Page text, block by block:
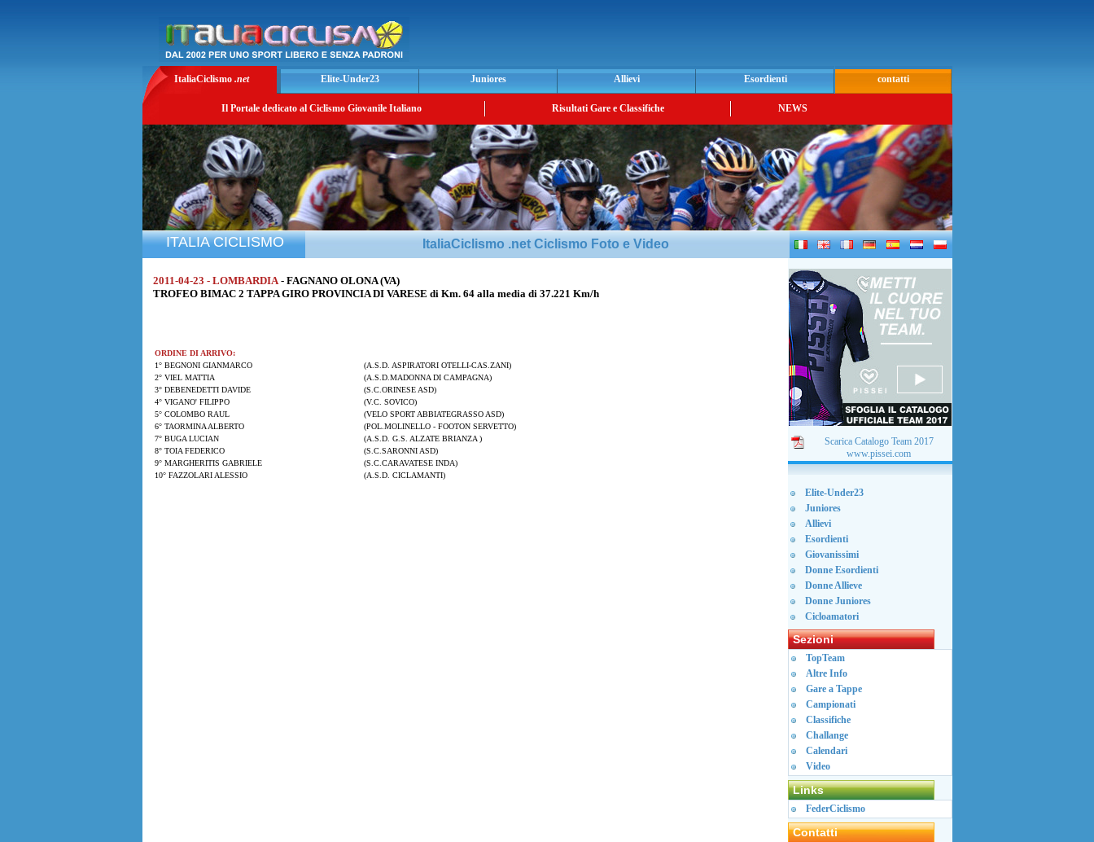
ItaliaCiclismo .net Elite-Under23 Juniores Allievi Esordienti contatti
Il Portale dedicato al Ciclismo Giovanile Italiano Risultati Gare e Classifiche NEWS
ITALIA CICLISMO ItaliaCiclismo .net Ciclismo Foto e Video
2011-04-23 - LOMBARDIA - FAGNANO OLONA (VA)
TROFEO BIMAC 2 TAPPA GIRO PROVINCIA DI VARESE di Km. 64 alla media di 37.221 Km/h
ORDINE DI ARRIVO:
1° BEGNONI GIANMARCO
(A.S.D. ASPIRATORI OTELLI-CAS.ZANI)
2° VIEL MATTIA
(A.S.D.MADONNA DI CAMPAGNA)
3° DEBENEDETTI DAVIDE
(S.C.ORINESE ASD)
4° VIGANO' FILIPPO
(V.C. SOVICO)
5° COLOMBO RAUL
(VELO SPORT ABBIATEGRASSO ASD)
6° TAORMINA ALBERTO
(POL.MOLINELLO - FOOTON SERVETTO)
7° BUGA LUCIAN
(A.S.D. G.S. ALZATE BRIANZA )
8° TOIA FEDERICO
(S.C.SARONNI ASD)
9° MARGHERITIS GABRIELE
(S.C.CARAVATESE INDA)
10° FAZZOLARI ALESSIO
(A.S.D. CICLAMANTI)
Scarica Catalogo Team 2017
www.pissei.com
Elite-Under23
Juniores
Allievi
Esordienti
Giovanissimi
Donne Esordienti
Donne Allieve
Donne Juniores
Cicloamatori
Sezioni
TopTeam
Altre Info
Gare a Tappe
Campionati
Classifiche
Challange
Calendari
Video
Links
FederCiclismo
Contatti